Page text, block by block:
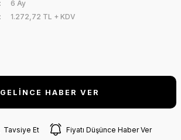
6 Ay
1.272,72 TL + KDV
GELİNCE HABER VER
Tavsiye Et Fiyatı Düşünce Haber Ver